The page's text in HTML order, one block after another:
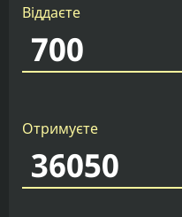
Віддаєте
Отримуєте